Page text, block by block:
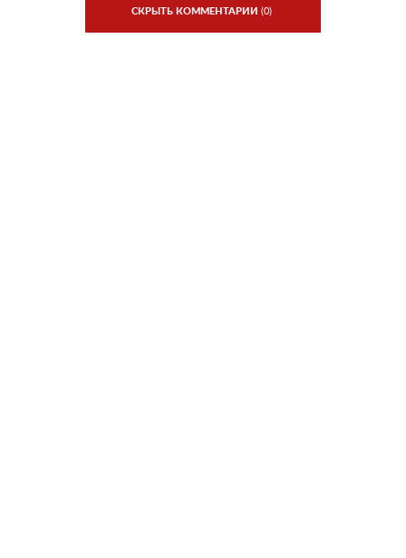
СКРЫТЬ КОММЕНТАРИИ (0)